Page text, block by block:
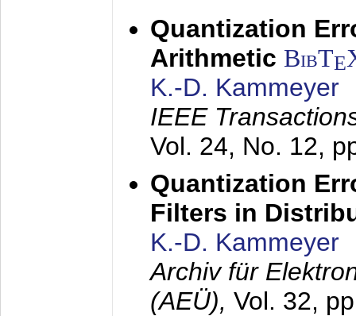
Quantization
Arithmetic BibTE
K.-D. Kammeyer
IEEE
Vol. 24, No. 12,
Quantization
Filters in
K.-D. Kammeyer
Archiv für
(AEÜ), Vol. 32,